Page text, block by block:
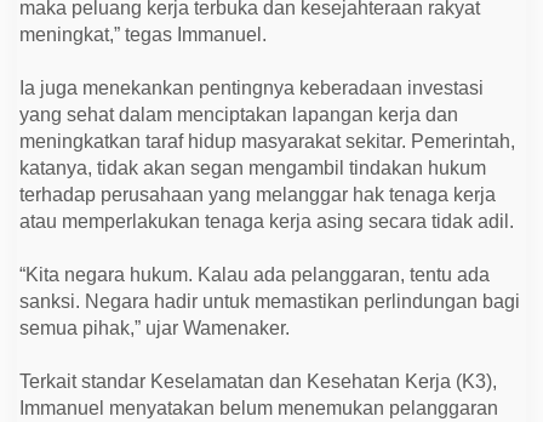
r
a
a
n
B
e
t
i
d
k
T
e
g
a
maka peluang kerja terbuka dan kesejahteraan rakyat
meningkat,” tegas Immanuel.
Ia juga menekankan pentingnya keberadaan investasi
yang sehat dalam menciptakan lapangan kerja dan
meningkatkan taraf hidup masyarakat sekitar. Pemerintah,
katanya, tidak akan segan mengambil tindakan hukum
terhadap perusahaan yang melanggar hak tenaga kerja
atau memperlakukan tenaga kerja asing secara tidak adil.
“Kita negara hukum. Kalau ada pelanggaran, tentu ada
sanksi. Negara hadir untuk memastikan perlindungan bagi
semua pihak,” ujar Wamenaker.
Terkait standar Keselamatan dan Kesehatan Kerja (K3),
Immanuel menyatakan belum menemukan pelanggaran